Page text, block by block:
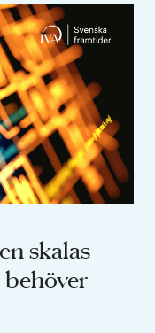
skalas